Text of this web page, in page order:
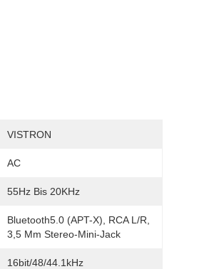
VISTRON
AC
55Hz Bis 20KHz
Bluetooth5.0 (APT-X), RCA L/R,
3,5 Mm Stereo-Mini-Jack
16bit/48/44.1kHz